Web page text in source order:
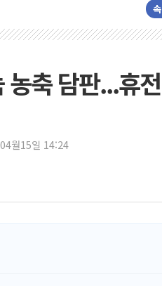
농축 담판...휴
월15일 14:24